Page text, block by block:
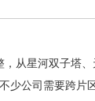
从星河双子塔
少公司需要跨片